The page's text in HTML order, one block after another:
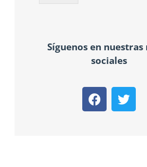
Síguenos en nuestras
sociales